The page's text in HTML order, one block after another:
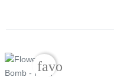
Precio